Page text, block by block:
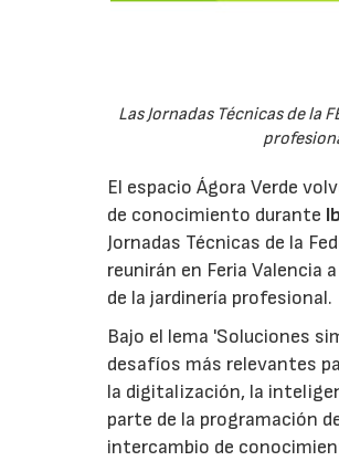
Las Jornadas Técnicas de la
El espacio Ágora Verde
de conocimiento durante
Jornadas Técnicas de la
reunirán en Feria
de la jardinería profesional.
Bajo el lema 'Soluciones
desafíos más relevantes
la digitalización, la
parte de la programación
intercambio de